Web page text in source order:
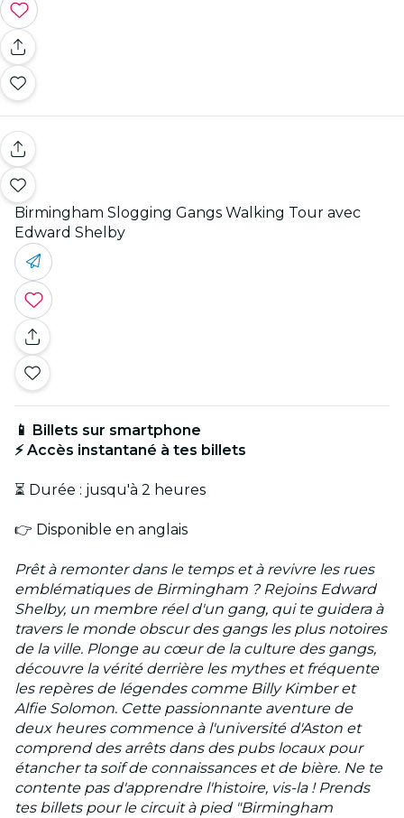
Birmingham Slogging Gangs Walking Tour avec
Edward Shelby
📱 Billets sur smartphone
⚡ Accès instantané à tes billets
⏳ Durée : jusqu'à 2 heures
👉 Disponible en anglais
Prêt à remonter dans le temps et à revivre les rues
emblématiques de Birmingham ? Rejoins Edward
Shelby, un membre réel d'un gang, qui te guidera à
travers le monde obscur des gangs les plus notoires
de la ville. Plonge au cœur de la culture des gangs,
découvre la vérité derrière les mythes et fréquente
les repères de légendes comme Billy Kimber et
Alfie Solomon. Cette passionnante aventure de
deux heures commence à l'université d'Aston et
comprend des arrêts dans des pubs locaux pour
étancher ta soif de connaissances et de bière. Ne te
contente pas d'apprendre l'histoire, vis-la ! Prends
tes billets pour le circuit à pied "Birmingham